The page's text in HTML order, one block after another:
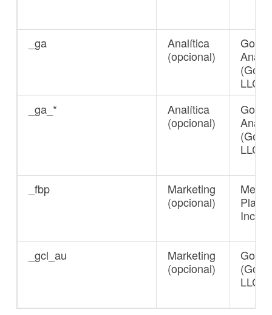
_ga
Analítica
(opcional)
LLC)
_ga_*
Analítica
(opcional)
LLC)
_fbp
Marketing
(opcional)
Meta
Inc.
_gcl_au
Marketing
(opcional)
LLC)